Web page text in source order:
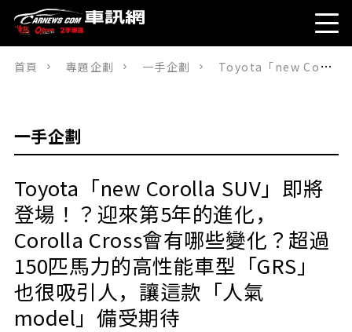
首頁 專題企劃 一手企劃 Toyota「new Corolla SUV」即將登場！？迎來第5年的進化，Corolla Cross會有哪些變化？超過150匹馬力的高性能車型「GRS」也很吸引人，讓這款「人氣model」備受期待
一手企劃
Toyota「new Corolla SUV」即將
登場！？迎來第5年的進化，
Corolla Cross會有哪些變化？超過
150匹馬力的高性能車型「GRS」
也很吸引人，讓這款「人氣
model」備受期待